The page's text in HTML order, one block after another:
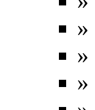
»
»
»